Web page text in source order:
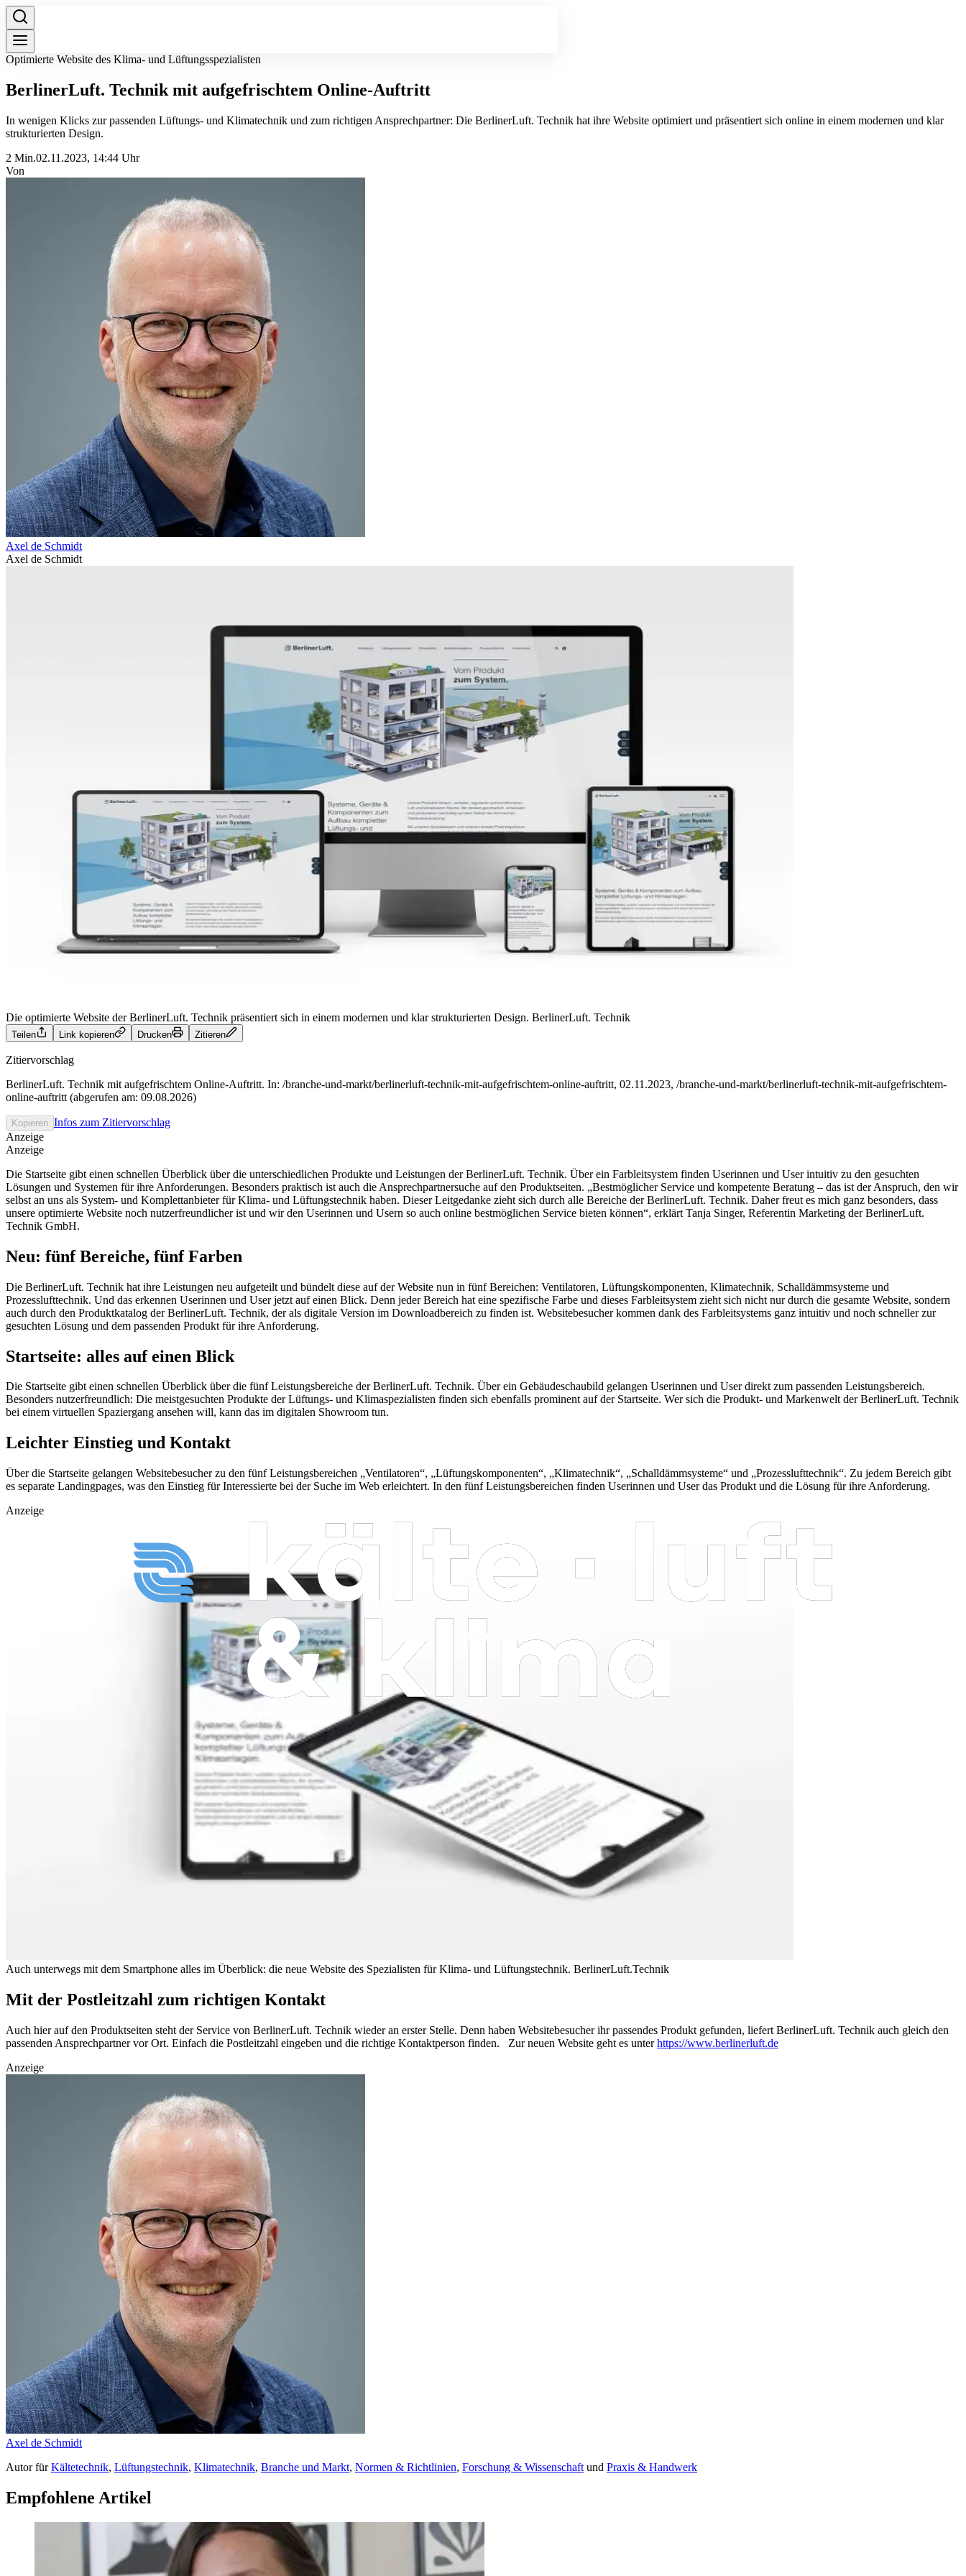
Optimierte Website des Klima- und Lüftungsspezialisten
BerlinerLuft. Technik mit aufgefrischtem Online-Auftritt
In wenigen Klicks zur passenden Lüftungs- und Klimatechnik und zum richtigen Ansprechpartner: Die BerlinerLuft. Technik hat ihre Website optimiert und präsentiert sich online in einem modernen und klar
strukturierten Design.
2 Min.02.11.2023, 14:44 Uhr
Von
Axel de Schmidt
Axel de Schmidt
Die optimierte Website der BerlinerLuft. Technik präsentiert sich in einem modernen und klar strukturierten Design. BerlinerLuft. Technik
Teilen Link kopieren Drucken Zitieren
Zitiervorschlag
BerlinerLuft. Technik mit aufgefrischtem Online-Auftritt. In: /branche-und-markt/berlinerluft-technik-mit-aufgefrischtem-online-auftritt, 02.11.2023, /branche-und-markt/berlinerluft-technik-mit-aufgefrischtem-
online-auftritt (abgerufen am: 09.08.2026)
Kopieren Infos zum Zitiervorschlag
Anzeige
Anzeige
Die Startseite gibt einen schnellen Überblick über die unterschiedlichen Produkte und Leistungen der BerlinerLuft. Technik. Über ein Farbleitsystem finden Userinnen und User intuitiv zu den gesuchten
Lösungen und Systemen für ihre Anforderungen. Besonders praktisch ist auch die Ansprechpartnersuche auf den Produktseiten. „Bestmöglicher Service und kompetente Beratung – das ist der Anspruch, den wir
selbst an uns als System- und Komplettanbieter für Klima- und Lüftungstechnik haben. Dieser Leitgedanke zieht sich durch alle Bereiche der BerlinerLuft. Technik. Daher freut es mich ganz besonders, dass
unsere optimierte Website noch nutzerfreundlicher ist und wir den Userinnen und Usern so auch online bestmöglichen Service bieten können“, erklärt Tanja Singer, Referentin Marketing der BerlinerLuft.
Technik GmbH.
Neu: fünf Bereiche, fünf Farben
Die BerlinerLuft. Technik hat ihre Leistungen neu aufgeteilt und bündelt diese auf der Website nun in fünf Bereichen: Ventilatoren, Lüftungskomponenten, Klimatechnik, Schalldämmsysteme und
Prozesslufttechnik. Und das erkennen Userinnen und User jetzt auf einen Blick. Denn jeder Bereich hat eine spezifische Farbe und dieses Farbleitsystem zieht sich nicht nur durch die gesamte Website, sondern
auch durch den Produktkatalog der BerlinerLuft. Technik, der als digitale Version im Downloadbereich zu finden ist. Websitebesucher kommen dank des Farbleitsystems ganz intuitiv und noch schneller zur
gesuchten Lösung und dem passenden Produkt für ihre Anforderung.
Startseite: alles auf einen Blick
Die Startseite gibt einen schnellen Überblick über die fünf Leistungsbereiche der BerlinerLuft. Technik. Über ein Gebäudeschaubild gelangen Userinnen und User direkt zum passenden Leistungsbereich.
Besonders nutzerfreundlich: Die meistgesuchten Produkte der Lüftungs- und Klimaspezialisten finden sich ebenfalls prominent auf der Startseite. Wer sich die Produkt- und Markenwelt der BerlinerLuft. Technik
bei einem virtuellen Spaziergang ansehen will, kann das im digitalen Showroom tun.
Leichter Einstieg und Kontakt
Über die Startseite gelangen Websitebesucher zu den fünf Leistungsbereichen „Ventilatoren“, „Lüftungskomponenten“, „Klimatechnik“, „Schalldämmsysteme“ und „Prozesslufttechnik“. Zu jedem Bereich gibt
es separate Landingpages, was den Einstieg für Interessierte bei der Suche im Web erleichtert. In den fünf Leistungsbereichen finden Userinnen und User das Produkt und die Lösung für ihre Anforderung.
Anzeige
Auch unterwegs mit dem Smartphone alles im Überblick: die neue Website des Spezialisten für Klima- und Lüftungstechnik. BerlinerLuft.Technik
Mit der Postleitzahl zum richtigen Kontakt
Auch hier auf den Produktseiten steht der Service von BerlinerLuft. Technik wieder an erster Stelle. Denn haben Websitebesucher ihr passendes Produkt gefunden, liefert BerlinerLuft. Technik auch gleich den
passenden Ansprechpartner vor Ort. Einfach die Postleitzahl eingeben und die richtige Kontaktperson finden.
Zur neuen Website geht es unterhttps://www.berlinerluft.de
Anzeige
Axel de Schmidt
AutorfürKältetechnik, Lüftungstechnik, Klimatechnik, Branche und Markt, Normen & Richtlinien, Forschung & Wissenschaft und Praxis & Handwerk
Empfohlene Artikel